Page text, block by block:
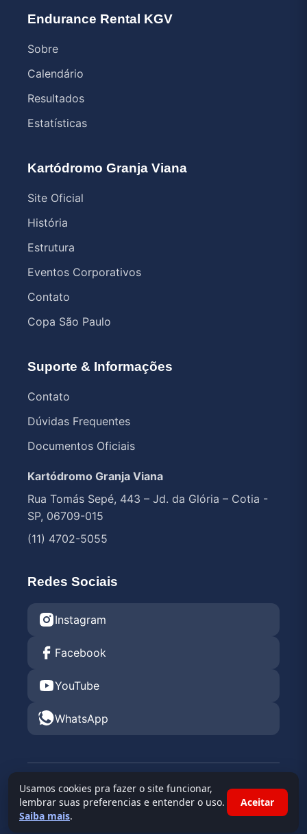
Endurance Rental KGV
Sobre
Calendário
Resultados
Estatísticas
Kartódromo Granja Viana
Site Oficial
História
Estrutura
Eventos Corporativos
Contato
Copa São Paulo
Suporte & Informações
Contato
Dúvidas Frequentes
Documentos Oficiais
Kartódromo Granja Viana
Rua Tomás Sepé, 443 – Jd. da Glória – Cotia -
SP, 06709-015
(11) 4702-5055
Redes Sociais
Instagram
Facebook
YouTube
WhatsApp
© 2026 Endurance Rental KGV 2026 •
Granja Viana
Usamos cookies pra fazer o site funcionar,
lembrar suas preferencias e entender o uso.
Saiba mais.
Aceitar